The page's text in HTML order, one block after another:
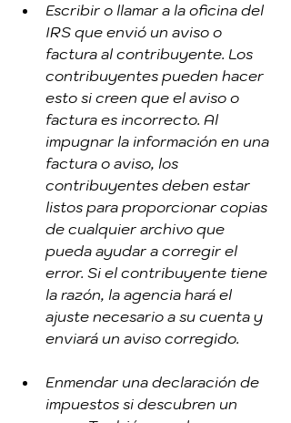
Escribir o llamar a la oficina del
IRS que envió un aviso o
factura al contribuyente. Los
contribuyentes pueden hacer
esto si creen que el aviso o
factura es incorrecto. Al
impugnar la información en una
factura o aviso, los
contribuyentes deben estar
listos para proporcionar copias
de cualquier archivo que
pueda ayudar a corregir el
error. Si el contribuyente tiene
la razón, la agencia hará el
ajuste necesario a su cuenta y
enviará un aviso corregido.
Enmendar una declaración de
impuestos si descubren un